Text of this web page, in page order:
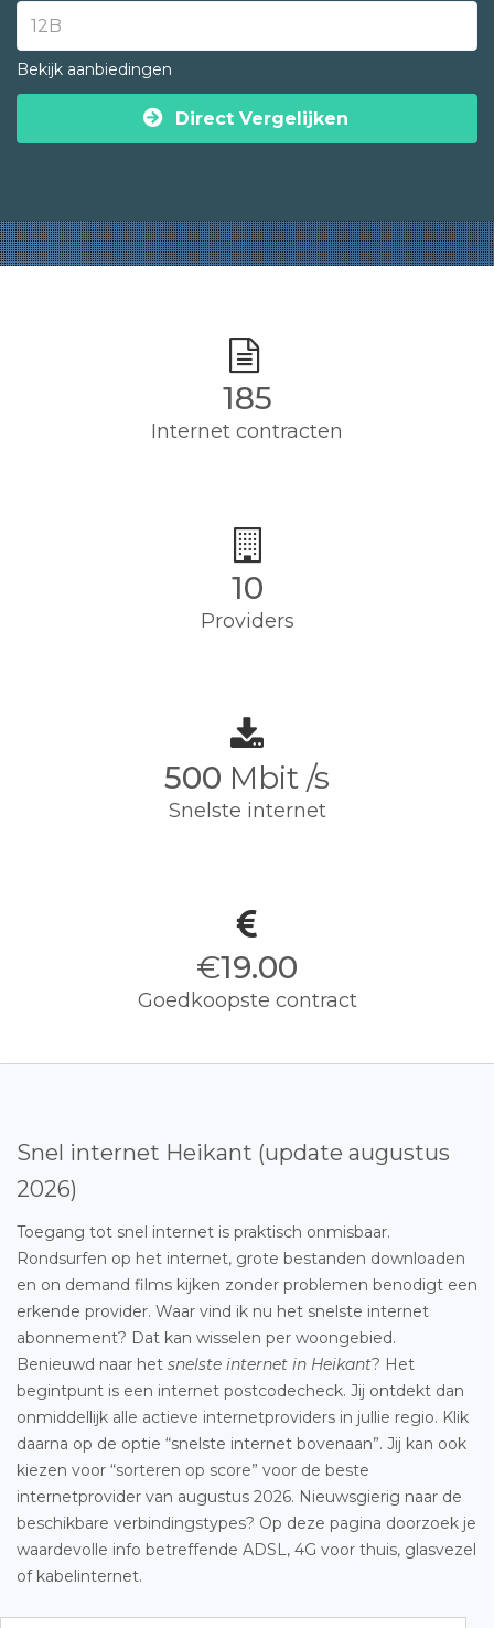
Bekijk aanbiedingen
Direct Vergelijken
185
Internet contracten
10
Providers
500 Mbit /s
Snelste internet
€19.00
Goedkoopste contract
Snel internet Heikant (update augustus
2026)
Toegang tot snel internet is praktisch onmisbaar.
Rondsurfen op het internet, grote bestanden downloaden
en on demand films kijken zonder problemen benodigt een
erkende provider. Waar vind ik nu het snelste internet
abonnement? Dat kan wisselen per woongebied.
Benieuwd naar het snelste internet in Heikant? Het
begintpunt is een internet postcodecheck. Jij ontdekt dan
onmiddellijk alle actieve internetproviders in jullie regio. Klik
daarna op de optie “snelste internet bovenaan”. Jij kan ook
kiezen voor “sorteren op score” voor de beste
internetprovider van augustus 2026. Nieuwsgierig naar de
beschikbare verbindingstypes? Op deze pagina doorzoek je
waardevolle info betreffende ADSL, 4G voor thuis, glasvezel
of kabelinternet.